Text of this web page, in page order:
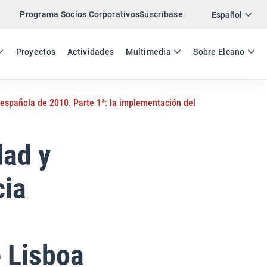
Programa Socios CorporativosSuscríbase Español
ES EN
Proyectos Actividades Multimedia Sobre Elcano
COMPARTIR ANÁLISIS
Twitter
de 2010. Parte 1ª: la implementación del
y